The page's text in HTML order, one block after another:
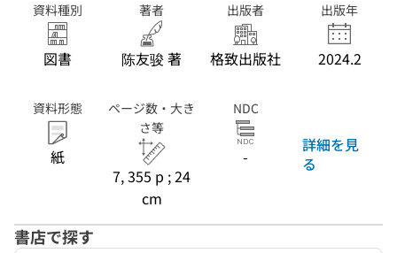
資料種別
図書
著者
陈友骏 著
出版者
格致出版社
出版年
2024.2
資料形態
紙
ページ数・大き
さ等
7, 355 p ; 24
cm
NDC
-
詳細を見
る
書店で探す